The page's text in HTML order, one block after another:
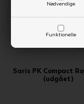
Nødvendige
Funktionelle
Saris PK Compact
(udgået)